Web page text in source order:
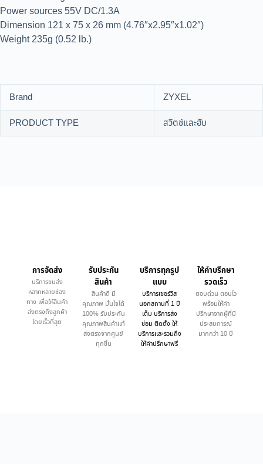
Power sources 55V DC/1.3A
Dimension 121 x 75 x 26 mm (4.76″x2.95″x1.02″)
Weight 235g (0.52 lb.)
Brand
ZYXEL
PRODUCT TYPE
สวิตช์และฮับ
การจัดส่ง
บริการขนส่ง
หลากหลายช่อง
ทาง เพื่อให้สินค้า
ส่งตรงถึงลูกค้า
โดยเร็วที่สุด
รับประกัน
สินค้า
สินค้าดี มี
คุณภาพ มั่นใจได้
100% รับประกัน
คุณภาพสินค้าแท้
ส่งตรงจากศูนย์
ทุกชิ้น
บริการทุกรูป
แบบ
บริการเซอร์วิส
นอกสถานที่ 1 ปี
เต็ม บริการส่ง
ซ่อม ติดตั้ง ให้
บริการและรวมถึง
ให้คำปรึกษาฟรี
ให้คำบรึกษา
รวดเร็ว
ตอบด่วน ตอบไว
พร้อมให้คำ
ปรึกษาจากผู้ที่มี
ประสบการณ์
มากกว่า 10 ปี